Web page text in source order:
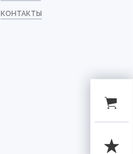
КОНТАКТЫ